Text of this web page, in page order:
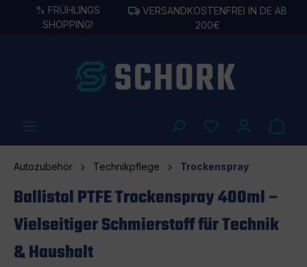
springen
% FRÜHLINGS
SHOPPING!
VERSANDKOSTENFREI IN DE AB
200€
Autozubehör Technikpflege Trockenspray
Ballistol PTFE Trockenspray 400ml –
Vielseitiger Schmierstoff für Technik
& Haushalt